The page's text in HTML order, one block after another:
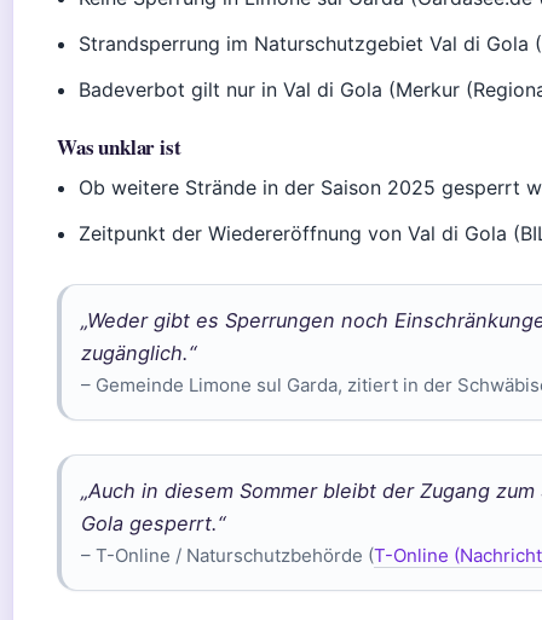
Strandsperrung im Naturschutzgebiet Val di Gola
Badeverbot gilt nur in Val di Gola (Merkur
Was unklar ist
Ob weitere Strände in der Saison 2025 gesperrt
Zeitpunkt der Wiedereröffnung von Val di Gola
„Weder gibt es Sperrungen noch
zugänglich.“
– Gemeinde Limone sul Garda, zitiert in der
„Auch in diesem Sommer bleibt der Zugang
Gola gesperrt.“
– T-Online / Naturschutzbehörde (T-Online